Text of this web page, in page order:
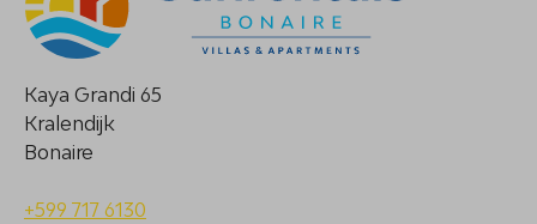
Kaya Grandi 65
Kralendijk
Bonaire
+599 717 6130